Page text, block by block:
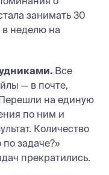
занимать 30
в неделю на
Все
— в почте,
на единую
по ним и
Количество
по задаче?»
прекратились.